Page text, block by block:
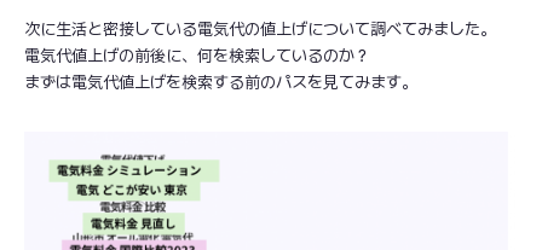
次に生活と密接している電気代の値上げについて調べてみました。
電気代値上げの前後に、何を検索しているのか？
まずは電気代値上げを検索する前のパスを見てみます。